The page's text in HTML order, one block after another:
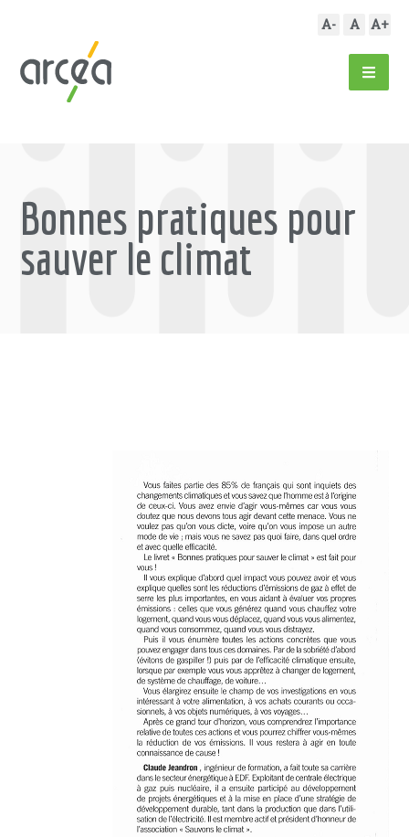
A- A A+
Bonnes pratiques pour
sauver le climat